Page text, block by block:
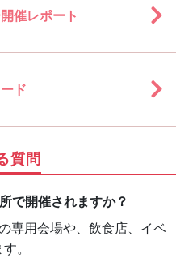
催レポート
ド
質問
で開催されますか？
専用会場や、飲食店、イベ
。